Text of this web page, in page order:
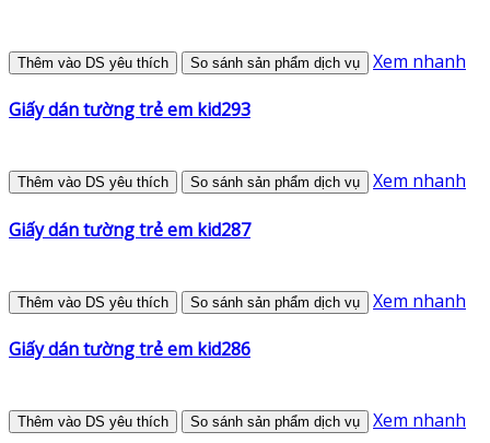
Thêm vào DS yêu thích So sánh sản phẩm dịch vụ Xem nhanh
Giấy dán tường trẻ em kid293
Thêm vào DS yêu thích So sánh sản phẩm dịch vụ Xem nhanh
Giấy dán tường trẻ em kid287
Thêm vào DS yêu thích So sánh sản phẩm dịch vụ Xem nhanh
Giấy dán tường trẻ em kid286
Thêm vào DS yêu thích So sánh sản phẩm dịch vụ Xem nhanh